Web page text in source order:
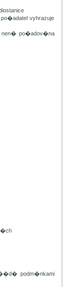
vyhrazuje
nen� po�adov�na
podm�nkami